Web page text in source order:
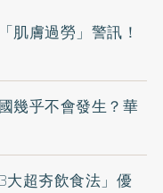
肌膚過勞」警訊！
幾乎不會發生？華
大超夯飲食法」優